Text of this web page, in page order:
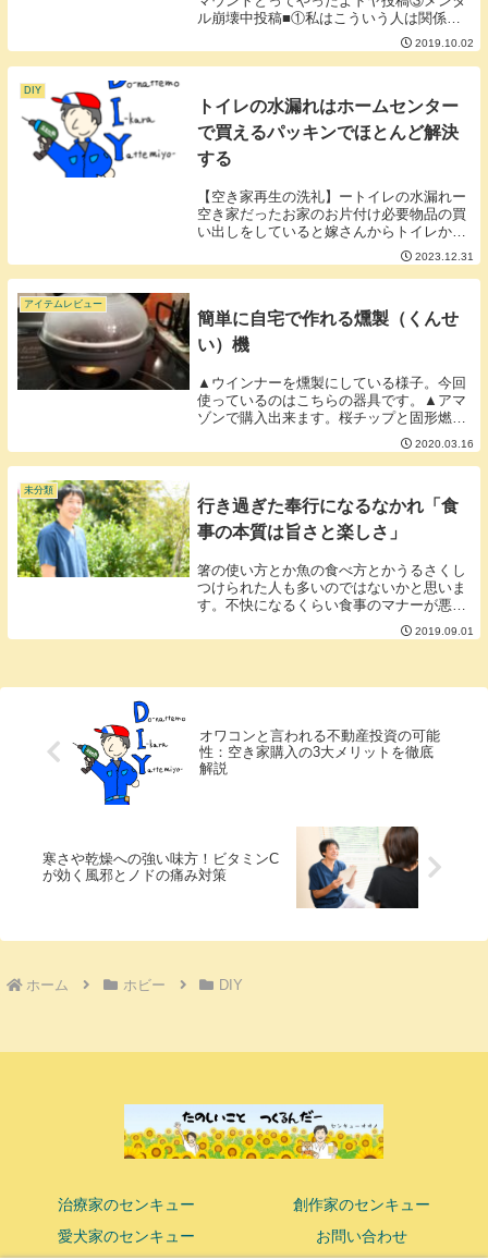
ル崩壊中投稿■①私はこういう人は関係を
切ります投稿誰でも関係を切りたくなる人
はいるしその線引きはあるものですがわざ
わざ投稿することにメリットは薄いです。
2019.10.02
DIY
トイレの水漏れはホームセンター
で買えるパッキンでほとんど解決
する
【空き家再生の洗礼】ートイレの水漏れー
空き家だったお家のお片付け必要物品の買
い出しをしていると嫁さんからトイレから
水が漏れてバチャバチャ！というライン
が。これはもうゲームオーバーかなぁ。外
注するといくらなんだろう。簡単な水栓の
2023.12.31
アイテムレビュー
簡単に自宅で作れる燻製（くんせ
い）機
▲ウインナーを燻製にしている様子。今回
使っているのはこちらの器具です。▲アマ
ゾンで購入出来ます。桜チップと固形燃料
があれば20分くらいで作ることができま
す。燻煙の匂いはありますが電気も火も使
わず固形燃料を使うためベランダなどで行
2020.03.16
未分類
行き過ぎた奉行になるなかれ「食
事の本質は旨さと楽しさ」
箸の使い方とか魚の食べ方とかうるさくし
つけられた人も多いのではないかと思いま
す。不快になるくらい食事のマナーが悪い
人は良くないとは思いますがマナーに厳し
くなりすぎると食事の時間の気分を害すこ
2019.09.01
オワコンと言われる不動産投資の可能
性：空き家購入の3大メリットを徹底
解説
寒さや乾燥への強い味方！ビタミンC
が効く風邪とノドの痛み対策
ホーム ホビー DIY
治療家のセンキュー
創作家のセンキュー
愛犬家のセンキュー
お問い合わせ